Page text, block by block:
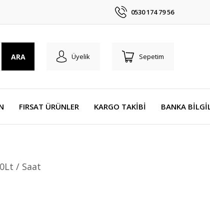
0530 174 79 56
ARA Üyelik Sepetim
FIRSAT ÜRÜNLER KARGO TAKİBİ BANKA
/ Saat